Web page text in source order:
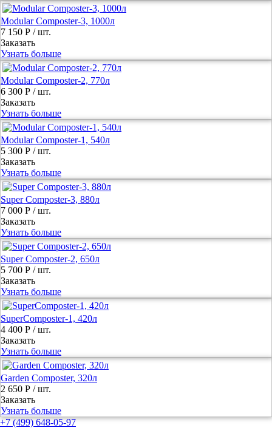
Modular Composter-3, 1000л
7 150 Р / шт.
Заказать
Узнать больше
Modular Composter-2, 770л
6 300 Р / шт.
Заказать
Узнать больше
Modular Composter-1, 540л
5 300 Р / шт.
Заказать
Узнать больше
Super Composter-3, 880л
7 000 Р / шт.
Заказать
Узнать больше
Super Composter-2, 650л
5 700 Р / шт.
Заказать
Узнать больше
SuperComposter-1, 420л
4 400 Р / шт.
Заказать
Узнать больше
Garden Composter, 320л
2 650 Р / шт.
Заказать
Узнать больше
+7 (499) 648-05-97